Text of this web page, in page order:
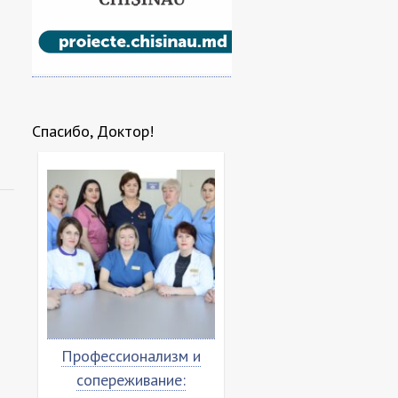
Спасибо, Доктор!
Профессионализм и
сопереживание: